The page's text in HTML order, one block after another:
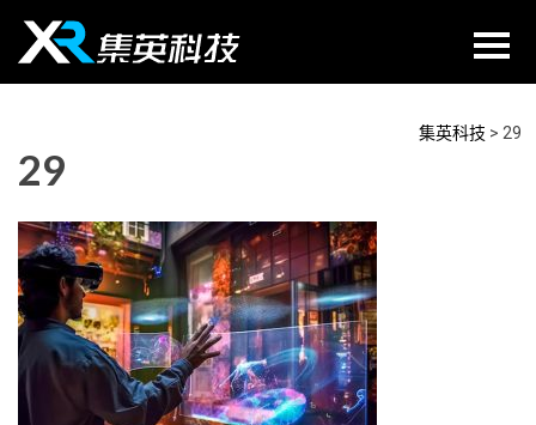
content
集英科技 > 29
29